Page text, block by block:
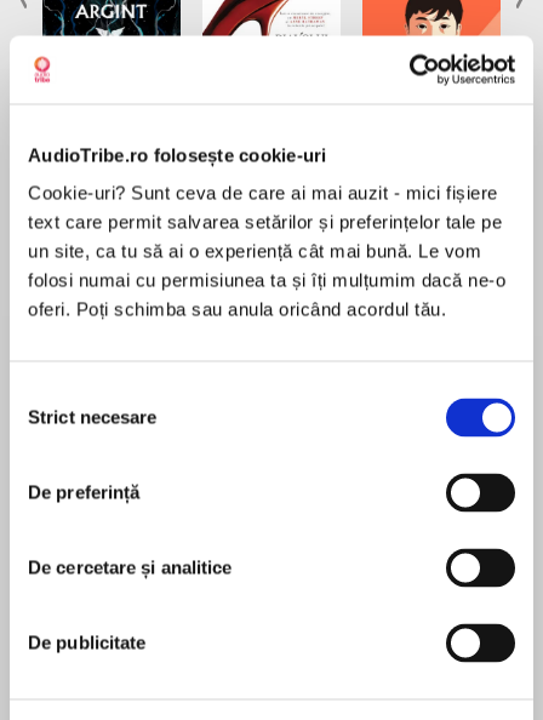
AudioTribe.ro folosește cookie-uri
Cookie-uri? Sunt ceva de care ai mai auzit - mici fișiere
text care permit salvarea setărilor și preferințelor tale pe
un site, ca tu să ai o experiență cât mai bună. Le vom
folosi numai cu permisiunea ta și îți mulțumim dacă ne-o
oferi. Poți schimba sau anula oricând acordul tău.
consimțământului
Strict necesare
De preferință
De cercetare și analitice
De publicitate
de...
Dani Francis
la...
Lauren Weisberger
Desprecarte
Welcome to a safe and secure new world,
The Registry saved the country from collapse,
patriotic new America, girls are raised to be
Boys are raised to be soldiers, trained to fight
and never question orders.
Nearly eighteen, beautiful Mia Morrissey
În acest moment nu există recenzii
Shannon Stoker
Shannon Stoker is the author of The Registry and
The Collection, the first two books in the Registry